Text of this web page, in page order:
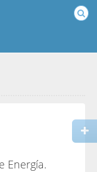
Energía.